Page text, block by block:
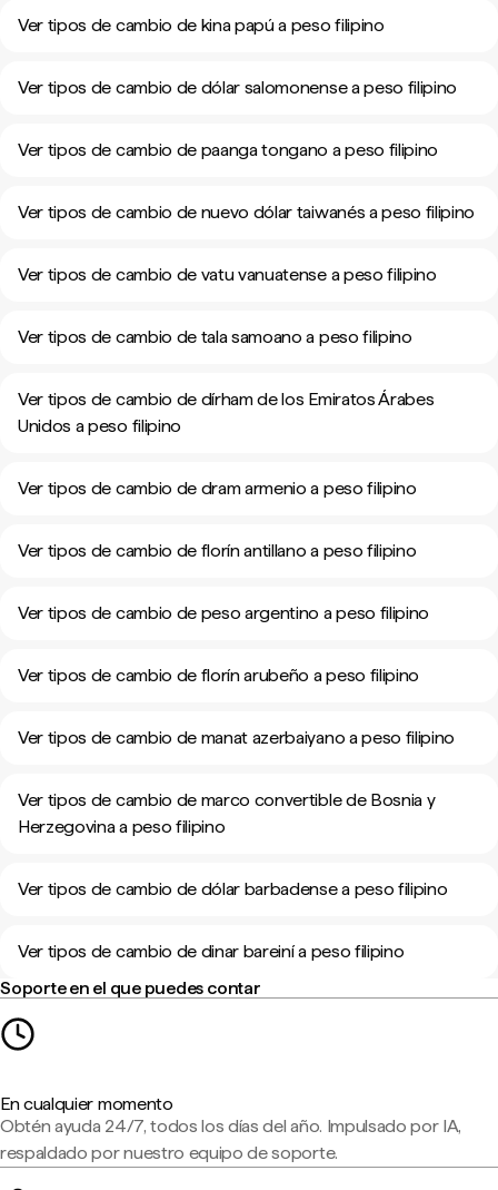
Ver tipos de cambio de kina papú a peso filipino
Ver tipos de cambio de dólar salomonense a peso filipino
Ver tipos de cambio de paanga tongano a peso filipino
Ver tipos de cambio de nuevo dólar taiwanés a peso filipino
Ver tipos de cambio de vatu vanuatense a peso filipino
Ver tipos de cambio de tala samoano a peso filipino
Ver tipos de cambio de dírham de los Emiratos Árabes
Unidos a peso filipino
Ver tipos de cambio de dram armenio a peso filipino
Ver tipos de cambio de florín antillano a peso filipino
Ver tipos de cambio de peso argentino a peso filipino
Ver tipos de cambio de florín arubeño a peso filipino
Ver tipos de cambio de manat azerbaiyano a peso filipino
Ver tipos de cambio de marco convertible de Bosnia y
Herzegovina a peso filipino
Ver tipos de cambio de dólar barbadense a peso filipino
Ver tipos de cambio de dinar bareiní a peso filipino
Soporte en el que puedes contar
En cualquier momento
Obtén ayuda 24/7, todos los días del año. Impulsado por IA,
respaldado por nuestro equipo de soporte.